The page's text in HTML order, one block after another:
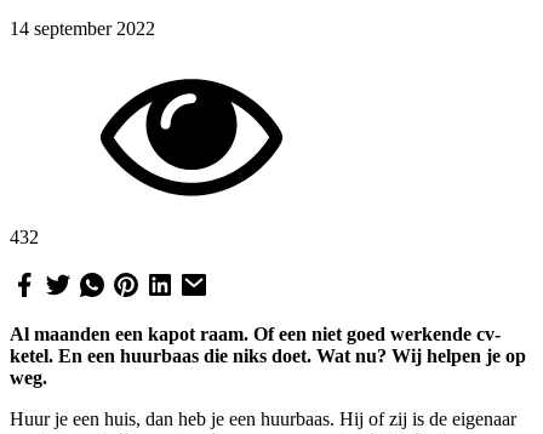
14 september 2022
432
Al maanden een kapot raam. Of een niet goed werkende cv-
ketel. En een huurbaas die niks doet. Wat nu? Wij helpen je op
weg.
Huur je een huis, dan heb je een huurbaas. Hij of zij is de eigenaar